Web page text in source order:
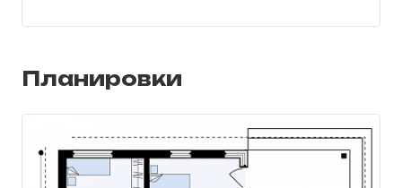
или газа. Для хранения топлива есть
возле самого гаража.
Внешняя часть дома Z200 имеет
современный спокойный и
уравновешенный дизайн, с
Планировки